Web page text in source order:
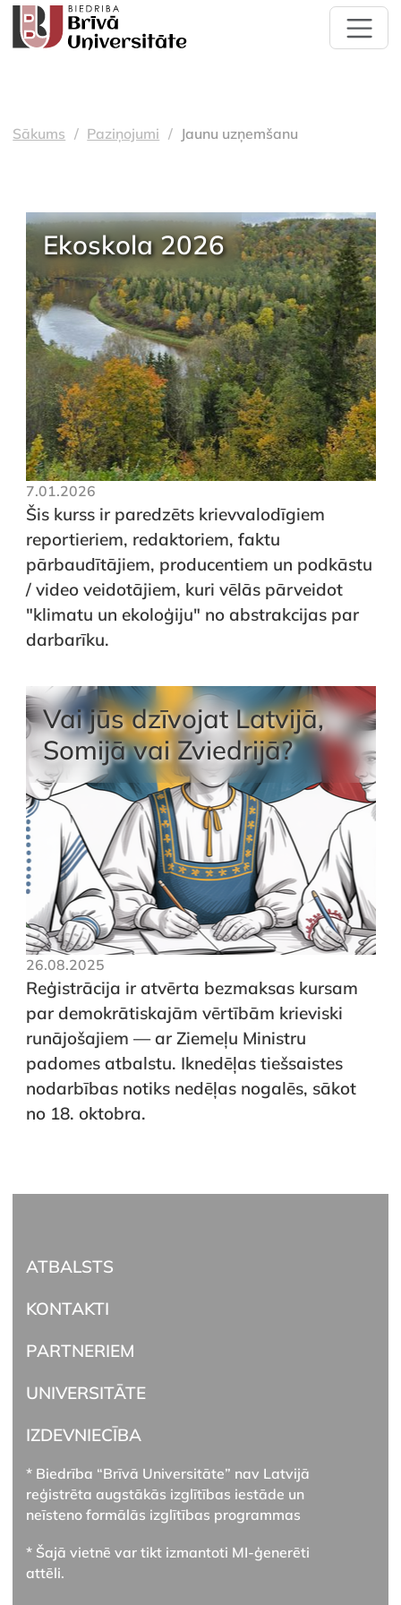
Sākums Paziņojumi Jaunu uzņemšanu
Ekoskola 2026
7.01.2026
Šis kurss ir paredzēts krievvalodīgiem
reportieriem, redaktoriem, faktu
pārbaudītājiem, producentiem un podkāstu
/ video veidotājiem, kuri vēlās pārveidot
"klimatu un ekoloģiju" no abstrakcijas par
darbarīku.
Vai jūs dzīvojat Latvijā,
Somijā vai Zviedrijā?
26.08.2025
Reģistrācija ir atvērta bezmaksas kursam
par demokrātiskajām vērtībām krieviski
runājošajiem — ar Ziemeļu Ministru
padomes atbalstu. Iknedēļas tiešsaistes
nodarbības notiks nedēļas nogalēs, sākot
no 18. oktobra.
ATBALSTS
KONTAKTI
PARTNERIEM
UNIVERSITĀTE
IZDEVNIECĪBA
* Biedrība “Brīvā Universitāte” nav Latvijā
reģistrēta augstākās izglītības iestāde un
neīsteno formālās izglītības programmas
* Šajā vietnē var tikt izmantoti MI-ģenerēti
attēli.